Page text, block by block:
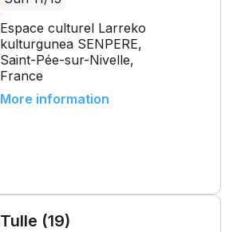
Espace culturel Larreko
kulturgunea SENPERE,
Saint-Pée-sur-Nivelle,
France
More information
Tulle (19)